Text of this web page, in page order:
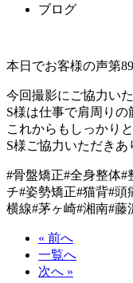
ブログ
本日でお客様の声第89
今回撮影にご協力い
S様は仕事で肩周り
これからもしっかり
S様ご協力いただきあ
#骨盤矯正#全身整体#
チ#姿勢矯正#猫背#頭
横線#茅ヶ崎#湘南#
« 前へ
一覧へ
次へ »